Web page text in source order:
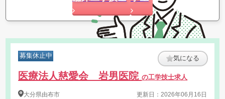
募集休止中 気になる
医療法人慈愛会 岩男医院の工学技士求人
大分県由布市
更新日：2026年06月16日